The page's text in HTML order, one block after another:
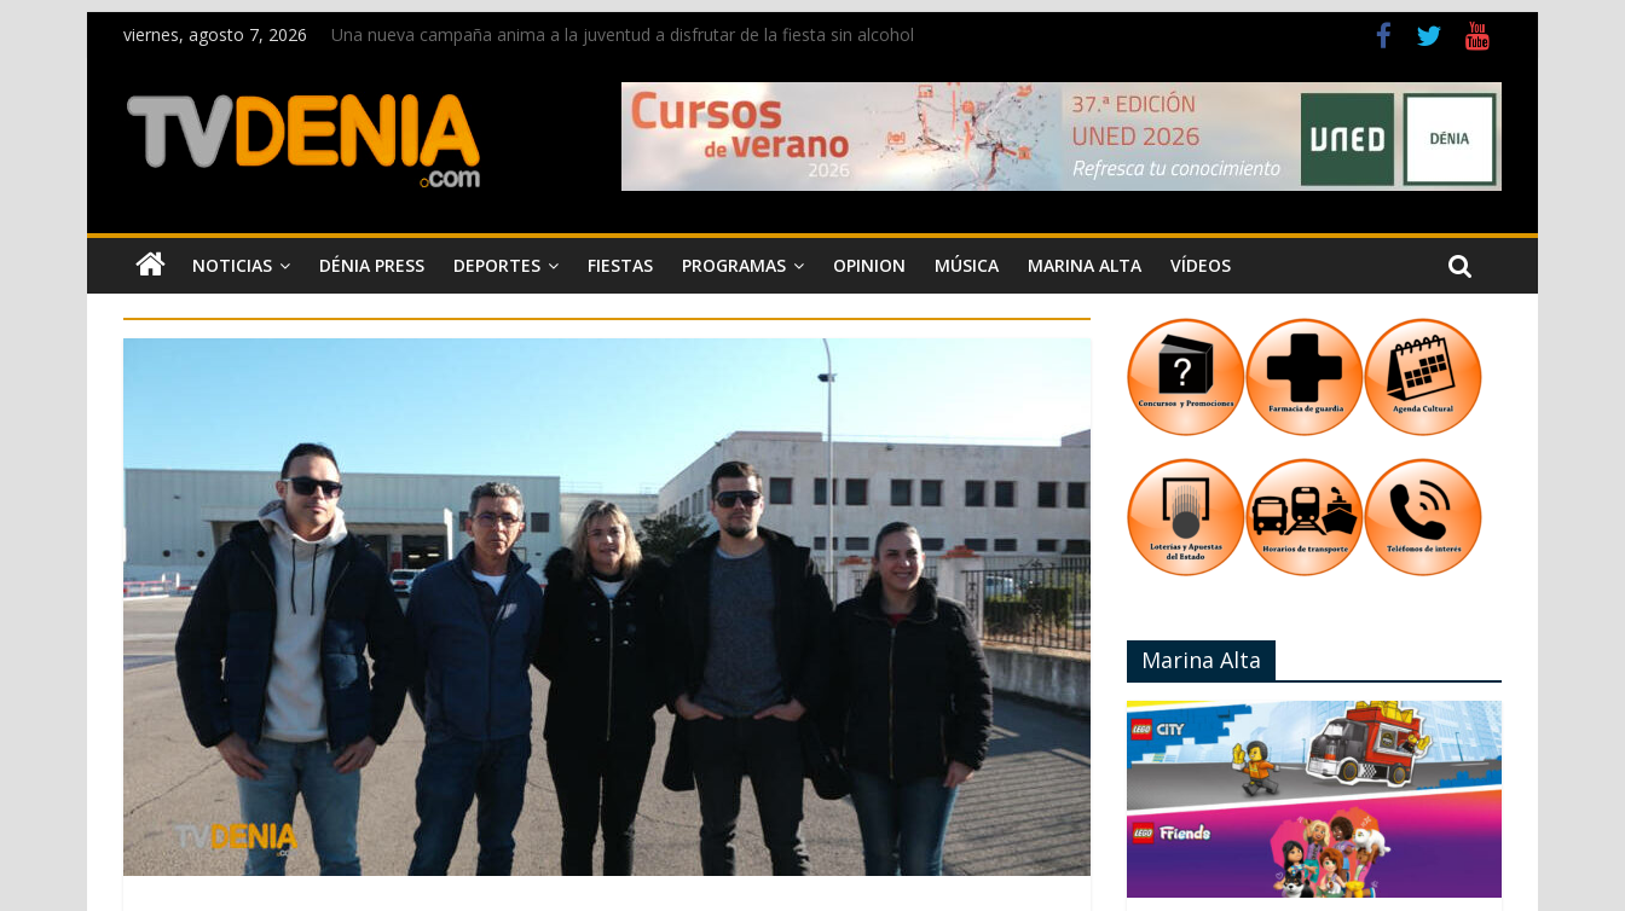
viernes, agosto 7, 2026
Una nueva campaña anima a la juventud a disfrutar de la fiesta sin alcohol
La Entraeta Festera llena de ambiente la calle Marqués de Campo con la recepción a la Capitanía Cristiana
El XII Festival de Jazz de Dénia reunirá durante agosto a figuras nacionales e internacionales en los Jardins de Torrecremada
Los Moros y Cristianos 2026 reciben las llaves de la ciudad y dan inicio a las fiestas en Dénia
NOTICIAS DÉNIA PRESS DEPORTES FIESTAS PROGRAMAS OPINION MÚSICA MARINA ALTA VÍDEOS
Marina Alta